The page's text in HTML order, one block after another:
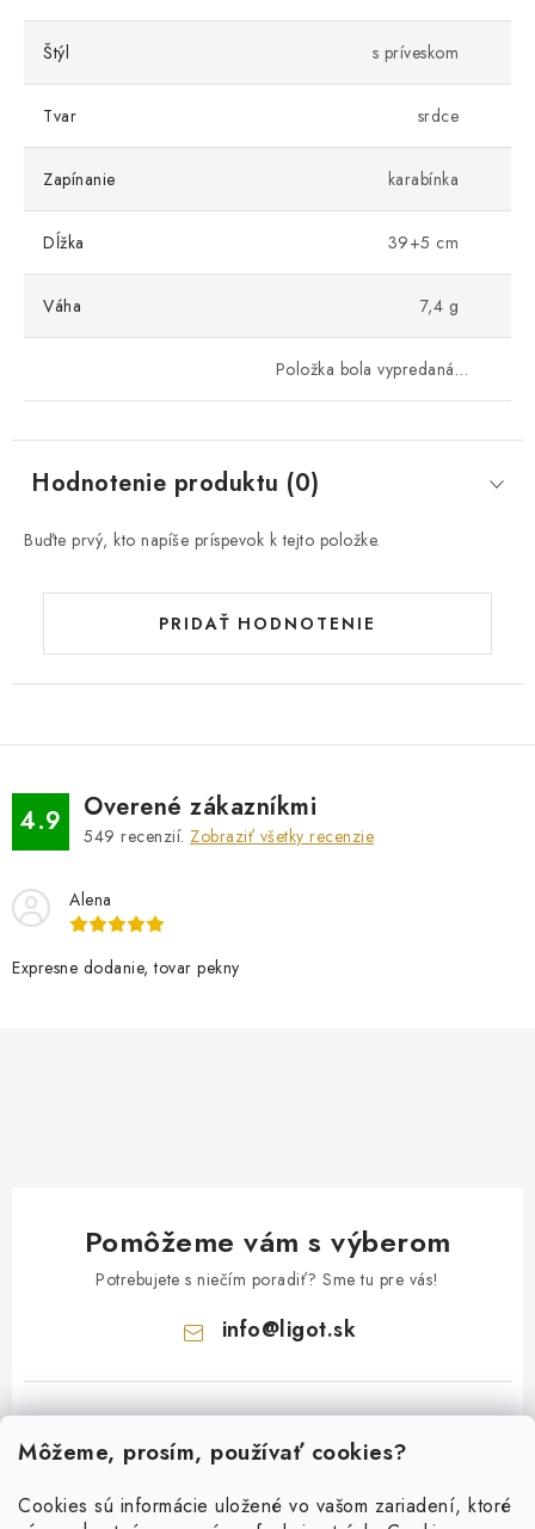
Môžeme, prosím, používať cookies?
Cookies sú informácie uložené vo vašom zariadení, ktoré
Štýl s príveskom
Tvar srdce
Zapínanie karabínka
Dĺžka 39+5 cm
Váha 7,4 g
Položka bola vypredaná…
Hodnotenie produktu (0)
Buďte prvý, kto napíše príspevok k tejto položke.
PRIDAŤ HODNOTENIE
4.9 Overené zákazníkmi
549 recenzií. Zobraziť všetky recenzie
Alena
Expresne dodanie, tovar pekny
Pomôžeme vám s výberom
Potrebujete s niečím poradiť? Sme tu pre vás!
info@ligot.sk